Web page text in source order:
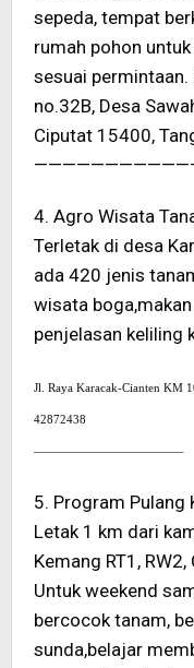
sepeda, tempat
rumah pohon
sesuai permintaan.
no.32B, Desa
Ciputat 15400,
4. Agro Wisata
Terletak di desa
ada 420 jenis
wisata
penjelasan keliling
Jl. Raya Karacak-Cianten KM
42872438
————————————–
5. Program Pulang
Letak 1 km dari
Kemang RT1,
Untuk weekend
bercocok tanam,
sunda,belajar